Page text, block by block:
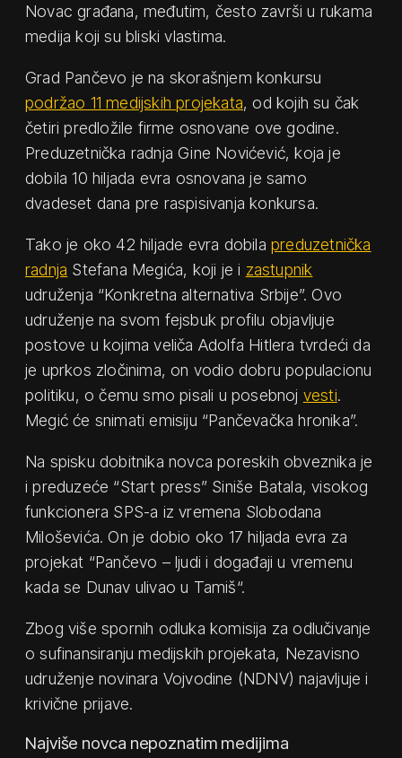
Novac građana, međutim, često završi u rukama
medija koji su bliski vlastima.
Grad Pančevo je na skorašnjem konkursu
podržao 11 medijskih projekata, od kojih su čak
četiri predložile firme osnovane ove godine.
Preduzetnička radnja Gine Novićević, koja je
dobila 10 hiljada evra osnovana je samo
dvadeset dana pre raspisivanja konkursa.
Tako je oko 42 hiljade evra dobila preduzetnička
radnja Stefana Megića, koji je i zastupnik
udruženja “Konkretna alternativa Srbije”. Ovo
udruženje na svom fejsbuk profilu objavljuje
postove u kojima veliča Adolfa Hitlera tvrdeći da
je uprkos zločinima, on vodio dobru populacionu
politiku, o čemu smo pisali u posebnoj vesti.
Megić će snimati emisiju “Pančevačka hronika”.
Na spisku dobitnika novca poreskih obveznika je
i preduzeće “Start press” Siniše Batala, visokog
funkcionera SPS-a iz vremena Slobodana
Miloševića. On je dobio oko 17 hiljada evra za
projekat “Pančevo – ljudi i događaji u vremenu
kada se Dunav ulivao u Tamiš“.
Zbog više spornih odluka komisija za odlučivanje
o sufinansiranju medijskih projekata, Nezavisno
udruženje novinara Vojvodine (NDNV) najavljuje i
krivične prijave.
Najviše novca nepoznatim medijima